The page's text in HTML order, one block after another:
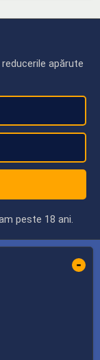
apărute
peste 18 ani.
-